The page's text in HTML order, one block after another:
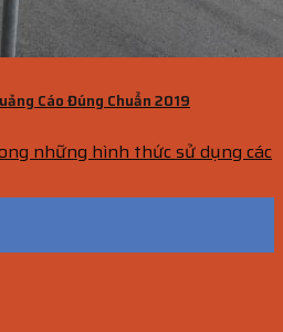
Cáo Đúng Chuẩn 2019
những hình thức sử dụng các